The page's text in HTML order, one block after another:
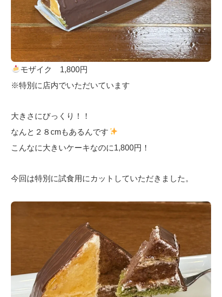
モザイク 1,800円
※特別に店内でいただいています
大きさにびっくり！！
なんと２８cmもあるんです
こんなに大きいケーキなのに1,800円！
今回は特別に試食用にカットしていただきました。